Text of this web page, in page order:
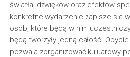
światła, dźwięków oraz efektów
konkretne wydarzenie zapisze się
osób, które będą w nim
będą tworzyły jedną całość.
pozwala zorganizować kuluarowy